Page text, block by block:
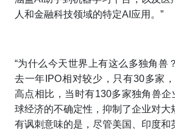
人和金融科技领域的特定AI应用。”
“为什么今天世界上有这么多独角兽
去一年IPO相对较少，只有30多家
高点相比，当时有130多家独角兽企
球经济的不确定性，抑制了企业对大
有讽刺意味的是，尽管美国、印度和